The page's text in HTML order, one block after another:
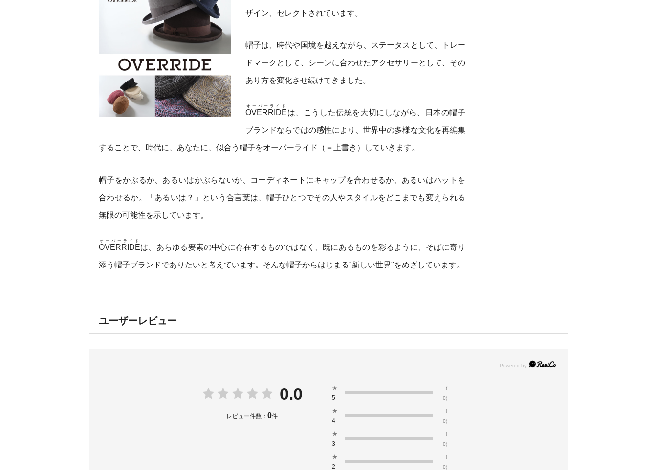
ザイン、セレクトされています。
帽子は、時代や国境を越えながら、ステータスとして、トレー
ドマークとして、シーンに合わせたアクセサリーとして、その
あり方を変化させ続けてきました。
OVERRIDE
オーバーライド
は、こうした伝統を大切にしながら、日本の帽子
ブランドならではの感性により、世界中の多様な文化を再編集
することで、時代に、あなたに、似合う帽子をオーバーライド（＝上書き）していきます。
帽子をかぶるか、あるいはかぶらないか、コーディネートにキャップを合わせるか、あるいはハットを
合わせるか。「あるいは？」という合言葉は、帽子ひとつでその人やスタイルをどこまでも変えられる
無限の可能性を示しています。
OVERRIDE
オーバーライド
は、あらゆる要素の中心に存在するものではなく、既にあるものを彩るように、そばに寄り
添う帽子ブランドでありたいと考えています。そんな帽子からはじまる"新しい世界"をめざしています。
ユーザーレビュー
0.0
レビュー件数： 0件
★
5
(
0)
★
4
(
0)
★
3
(
0)
★
2
(
0)